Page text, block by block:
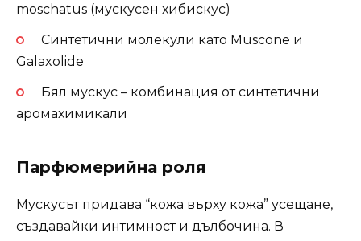
moschatus (мускусен хибискус)
Синтетични молекули като Muscone и
Galaxolide
Бял мускус – комбинация от синтетични
аромахимикали
Парфюмерийна роля
Мускусът придава “кожа върху кожа” усещане,
създавайки интимност и дълбочина. В